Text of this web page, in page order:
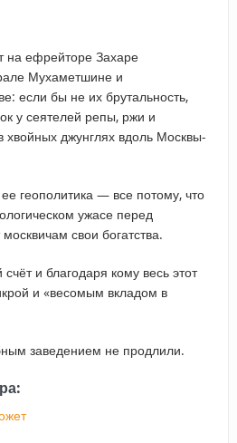
на ефрейторе Захаре
Мухаметшине и
если бы не их брутальность,
у сеятелей репы, ржи и
хвойных джунглях вдоль Москвы-
геополитика — все потому, что
ужасе перед
свои богатства.
и благодаря кому весь этот
и «весомым вкладом в
заведением не продлили.